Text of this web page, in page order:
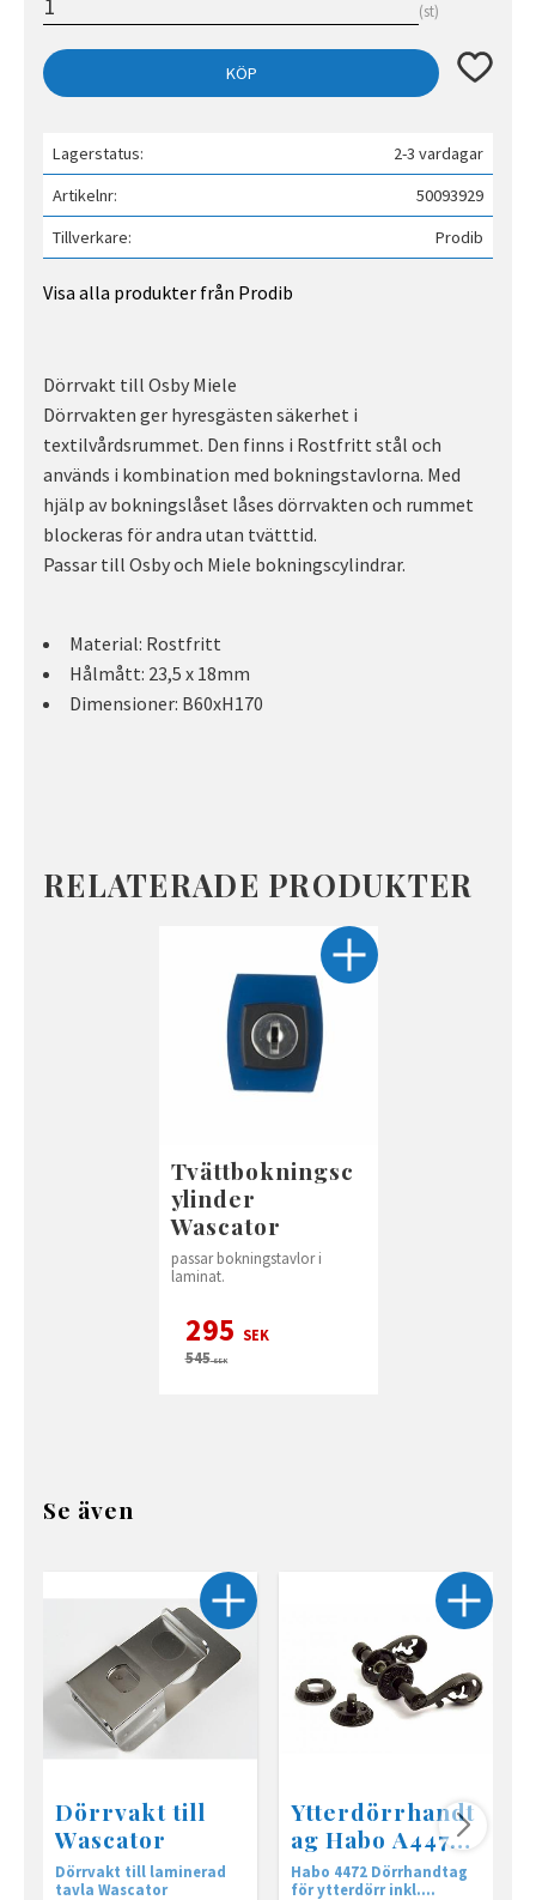
st
KÖP Lägg till
Lagerstatus
2-3 vardagar
Artikelnr
50093929
Tillverkare
Prodib
Visa alla produkter från Prodib
Dörrvakt till Osby Miele
Dörrvakten ger hyresgästen säkerhet i
textilvårdsrummet. Den finns i Rostfritt stål och
används i kombination med bokningstavlorna. Med
hjälp av bokningslåset låses dörrvakten och rummet
blockeras för andra utan tvätttid.
Passar till Osby och Miele bokningscylindrar.
Material: Rostfritt
Hålmått: 23,5 x 18mm
Dimensioner: B60xH170
RELATERADE PRODUKTER
Tvättbokningsc
ylinder
Wascator
passar bokningstavlor i
laminat.
295 SEK
545SEK
Se även
Dörrvakt till
Wascator
Dörrvakt till laminerad
tavla Wascator
Ytterdörrhandt
ag Habo A4472
Antik svart lack
Habo 4472 Dörrhandtag
för ytterdörr inkl.